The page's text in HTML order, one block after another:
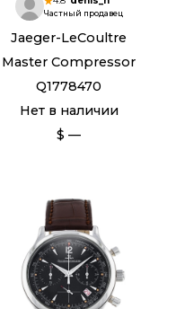
Частный продавец
Jaeger-LeCoultre
Master Compressor
Q1778470
Нет в наличии
$ —